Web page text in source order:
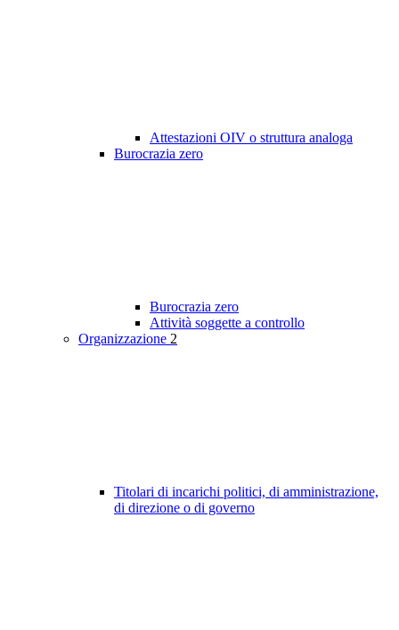
Attestazioni OIV o struttura analoga
Burocrazia zero
Burocrazia zero
Attività soggette a controllo
Organizzazione 2
Titolari di incarichi politici, di amministrazione,
di direzione o di governo